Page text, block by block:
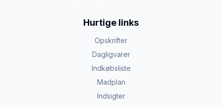
Hurtige links
Opskrifter
Dagligvarer
Indkøbsliste
Madplan
Indsigter